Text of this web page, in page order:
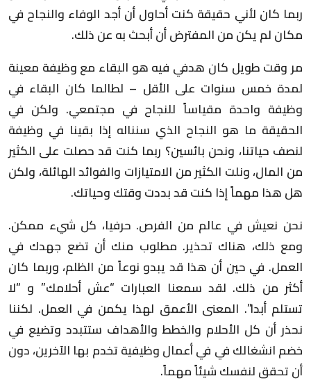
ربما كان لأني حقيقة كنت أحاول أن أجد الوفاء والنجاح في
مكان لم يكن من المفترض أن أبحث به عن ذلك.
مر وقت طويل كان هدفي فيه هو البقاء مع وظيفة معينة
لمدة خمس سنوات على الأقل – لطالما كان البقاء في
وظيفة واحدة مقياساً للنجاح في مجتمعي. ولكن في
الحقيقة ما هو النجاح الذي سنناله إذا بقينا في وظيفة
لنصف حياتنا، ونحن بائسين؟ ربما كنت قد حصلت على الكثير
من المال، ونلت الكثير من الامتيازات والفوائد الهائلة، ولكن
هل هذا مهماً إذا كنت قد بددت وقتك وحياتك.
نحن نعيش في عالم من الفرص. حرفيا، كل شيء ممكن.
ومع ذلك، هناك تحذير. مطلوب منك أن تضع جهدك في
العمل. في حين أن هذا قد يبدو نوعاً من الظلم، وربما كان
أكثر من ذلك. لقد سمعنا العبارات “عش أحلامك” و “لا
تستلم أبدا”. المعنى الأعمق لهذا يكمن في العمل. لكننا
نحذر أن كل الأحلام والخطط والأهداف ستتبدد وتضيع في
خضم انشغالك في في أعمال وظيفية تخدم بها الآخرين، دون
أن تحقق لنفسك شيئاً مهماً.